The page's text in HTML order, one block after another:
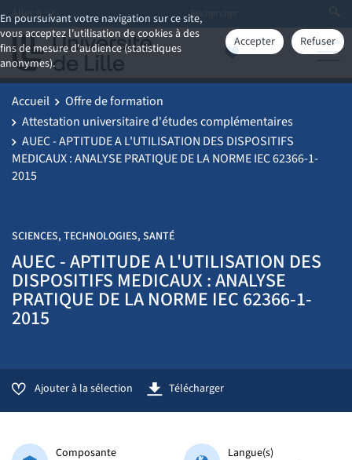
En poursuivant votre navigation sur ce site,
vous acceptez l'utilisation de cookies à des
fins de mesure d'audience (statistiques
anonymes).
Accepter Refuser
Aller à
Accueil
Offre de formation
Attestation universitaire d'études complémentaires
AUEC - APTITUDE A L'UTILISATION DES DISPOSITIFS
MEDICAUX : ANALYSE PRATIQUE DE LA NORME IEC 62366-1-
2015
SCIENCES, TECHNOLOGIES, SANTÉ
AUEC - APTITUDE A L'UTILISATION DES
DISPOSITIFS MEDICAUX : ANALYSE
PRATIQUE DE LA NORME IEC 62366-1-
2015
Ajouter à la sélection Télécharger
Composante
Langue(s)